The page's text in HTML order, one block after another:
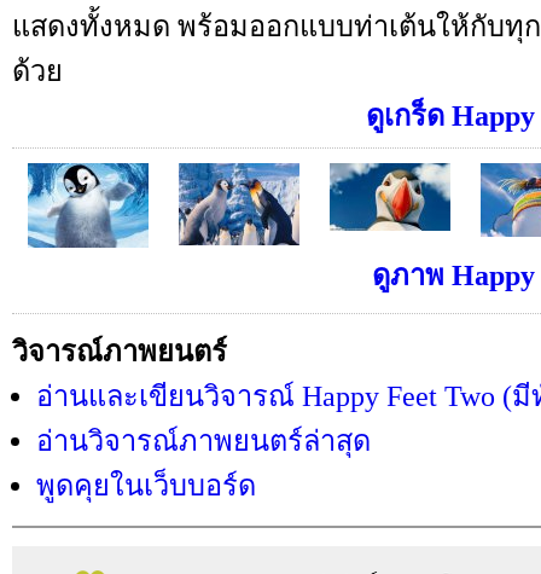
แสดงทั้งหมด พร้อมออกแบบท่าเต้นให้กับทุ
ด้วย
ดูเกร็ด
ดูภาพ Happy
วิจารณ์ภาพยนตร์
อ่านและเขียนวิจารณ์ Happy Feet Two (
อ่านวิจารณ์ภาพยนตร์ล่าสุด
พูดคุยในเว็บบอร์ด